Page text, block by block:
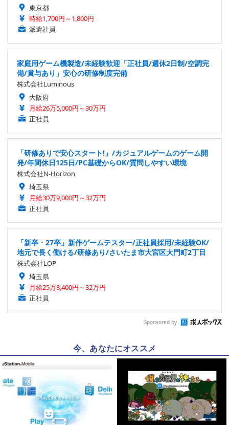
東京都
時給1,700円～1,800円
派遣社員
家庭用ゲーム機製造/未経験歓迎「正社員/週休2日制/空調完
備/賞与あり」安心の研修制度完備
株式会社Luminous
大阪府
月給26万5,000円～30万円
正社員
「研修ありで安心スタート!」/カジュアルゲームのゲーム開
発/年間休日125日/PC基礎からOK/質問しやすい環境
株式会社N-Horizon
埼玉県
月給30万9,000円～32万円
正社員
「新卒・27卒」新作ゲームテスター/正社員採用/未経験OK/
地元で長く働ける/研修あり/さいたま市大宮区大門町2丁目
株式会社LOP
埼玉県
月給25万8,400円～32万円
正社員
Sponsored by
今、あなたにオススメ